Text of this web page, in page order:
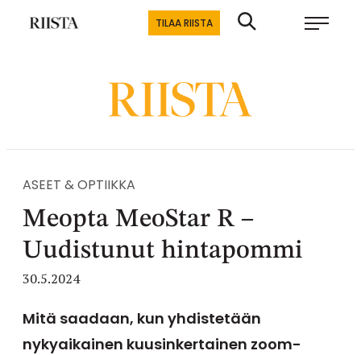
Siirry
Riistalehti.fi
TILAA RIISTA
ASEET & OPTIIKKA
Meopta MeoStar R –
Uudistunut hintapommi
30.5.2024
Mitä saadaan, kun yhdistetään
nykyaikainen kuusinkertainen zoom-